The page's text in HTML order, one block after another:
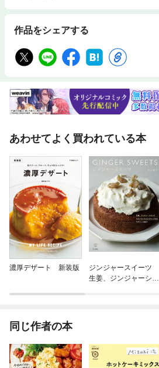
作品をシェアする
あわせてよく買われている本
濃厚デザート 新装版
ジンジャースイーツ
生姜、ジンジャーシロ
同じ作者の本